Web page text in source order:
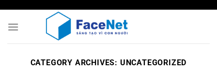
content
CATEGORY ARCHIVES: UNCATEGORIZED